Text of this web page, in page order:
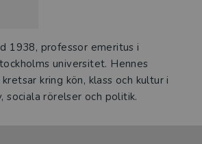
1938, professor emeritus i
universitet. Hennes
kring kön, klass och kultur i
sociala rörelser och politik.